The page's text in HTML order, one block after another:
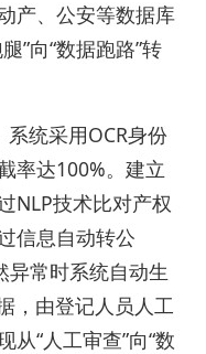
产、公安等数据库
”向“数据跑路”转
系统采用OCR身份
率达100%。建立
NLP技术比对产权
信息自动转公
异常时系统自动生
，由登记人员人工
“人工审查”向“数